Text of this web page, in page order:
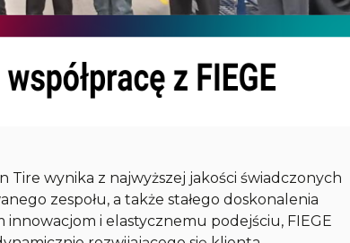
Tire wynika z najwyższej jakości świadczonych
zespołu, a także stałego doskonalenia
i elastycznemu podejściu, FIEGE